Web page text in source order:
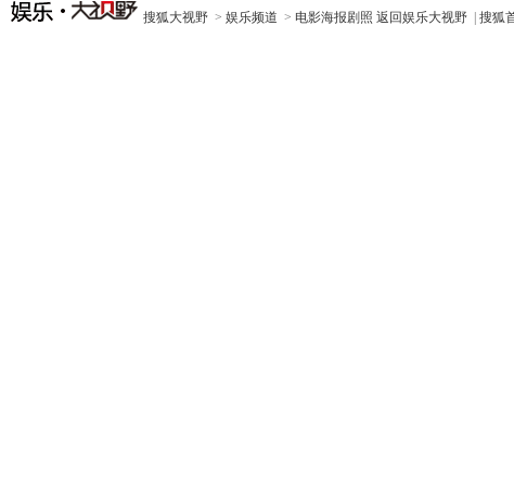
搜狐大视野 > 娱乐频道 > 电影海报剧照 返回娱乐大视野 搜狐